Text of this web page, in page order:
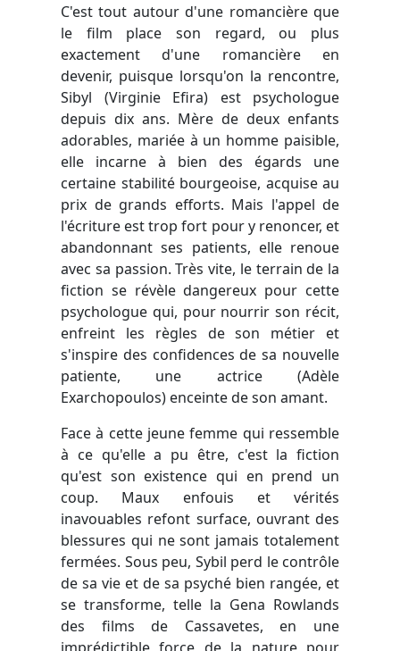
C'est tout autour d'une romancière que
le film place son regard, ou plus
exactement d'une romancière en
devenir, puisque lorsqu'on la rencontre,
Sibyl (Virginie Efira) est psychologue
depuis dix ans. Mère de deux enfants
adorables, mariée à un homme paisible,
elle incarne à bien des égards une
certaine stabilité bourgeoise, acquise au
prix de grands efforts. Mais l'appel de
l'écriture est trop fort pour y renoncer, et
abandonnant ses patients, elle renoue
avec sa passion. Très vite, le terrain de la
fiction se révèle dangereux pour cette
psychologue qui, pour nourrir son récit,
enfreint les règles de son métier et
s'inspire des confidences de sa nouvelle
patiente, une actrice (Adèle
Exarchopoulos) enceinte de son amant.
Face à cette jeune femme qui ressemble
à ce qu'elle a pu être, c'est la fiction
qu'est son existence qui en prend un
coup. Maux enfouis et vérités
inavouables refont surface, ouvrant des
blessures qui ne sont jamais totalement
fermées. Sous peu, Sybil perd le contrôle
de sa vie et de sa psyché bien rangée, et
se transforme, telle la Gena Rowlands
des films de Cassavetes, en une